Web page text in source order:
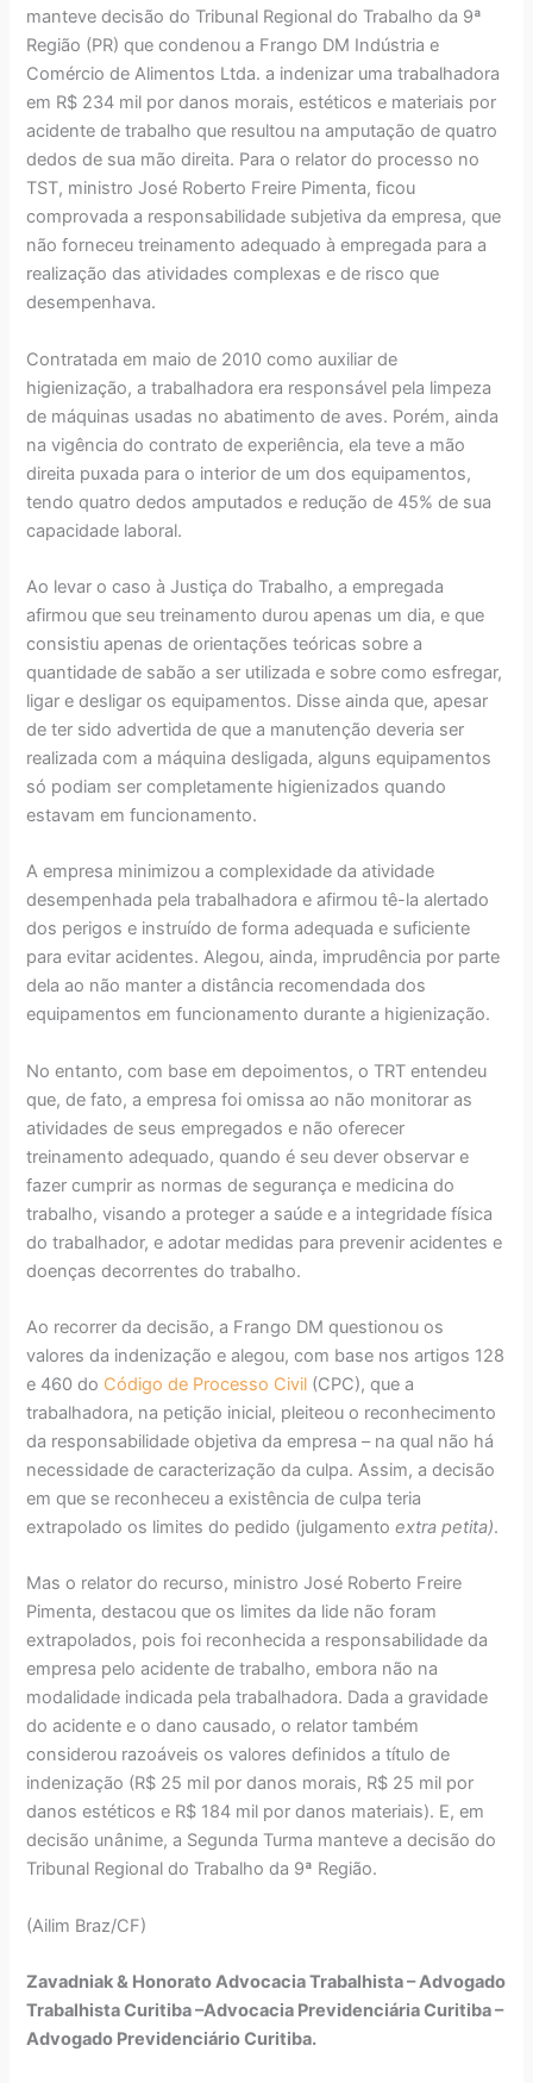
manteve decisão do Tribunal Regional do Trabalho da 9ª
Região (PR) que condenou a Frango DM Indústria e
Comércio de Alimentos Ltda. a indenizar uma trabalhadora
em R$ 234 mil por danos morais, estéticos e materiais por
acidente de trabalho que resultou na amputação de quatro
dedos de sua mão direita. Para o relator do processo no
TST, ministro José Roberto Freire Pimenta, ficou
comprovada a responsabilidade subjetiva da empresa, que
não forneceu treinamento adequado à empregada para a
realização das atividades complexas e de risco que
desempenhava.
Contratada em maio de 2010 como auxiliar de
higienização, a trabalhadora era responsável pela limpeza
de máquinas usadas no abatimento de aves. Porém, ainda
na vigência do contrato de experiência, ela teve a mão
direita puxada para o interior de um dos equipamentos,
tendo quatro dedos amputados e redução de 45% de sua
capacidade laboral.
Ao levar o caso à Justiça do Trabalho, a empregada
afirmou que seu treinamento durou apenas um dia, e que
consistiu apenas de orientações teóricas sobre a
quantidade de sabão a ser utilizada e sobre como esfregar,
ligar e desligar os equipamentos. Disse ainda que, apesar
de ter sido advertida de que a manutenção deveria ser
realizada com a máquina desligada, alguns equipamentos
só podiam ser completamente higienizados quando
estavam em funcionamento.
A empresa minimizou a complexidade da atividade
desempenhada pela trabalhadora e afirmou tê-la alertado
dos perigos e instruído de forma adequada e suficiente
para evitar acidentes. Alegou, ainda, imprudência por parte
dela ao não manter a distância recomendada dos
equipamentos em funcionamento durante a higienização.
No entanto, com base em depoimentos, o TRT entendeu
que, de fato, a empresa foi omissa ao não monitorar as
atividades de seus empregados e não oferecer
treinamento adequado, quando é seu dever observar e
fazer cumprir as normas de segurança e medicina do
trabalho, visando a proteger a saúde e a integridade física
do trabalhador, e adotar medidas para prevenir acidentes e
doenças decorrentes do trabalho.
Ao recorrer da decisão, a Frango DM questionou os
valores da indenização e alegou, com base nos artigos 128
e 460 do Código de Processo Civil (CPC), que a
trabalhadora, na petição inicial, pleiteou o reconhecimento
da responsabilidade objetiva da empresa – na qual não há
necessidade de caracterização da culpa. Assim, a decisão
em que se reconheceu a existência de culpa teria
extrapolado os limites do pedido (julgamentoextra petita).
Mas o relator do recurso, ministro José Roberto Freire
Pimenta, destacou que os limites da lide não foram
extrapolados, pois foi reconhecida a responsabilidade da
empresa pelo acidente de trabalho, embora não na
modalidade indicada pela trabalhadora. Dada a gravidade
do acidente e o dano causado, o relator também
considerou razoáveis os valores definidos a título de
indenização (R$ 25 mil por danos morais, R$ 25 mil por
danos estéticos e R$ 184 mil por danos materiais). E, em
decisão unânime, a Segunda Turma manteve a decisão do
Tribunal Regional do Trabalho da 9ª Região.
(Ailim Braz/CF)
Zavadniak & Honorato Advocacia Trabalhista – Advogado
Trabalhista Curitiba –Advocacia Previdenciária Curitiba –
Advogado Previdenciário Curitiba.